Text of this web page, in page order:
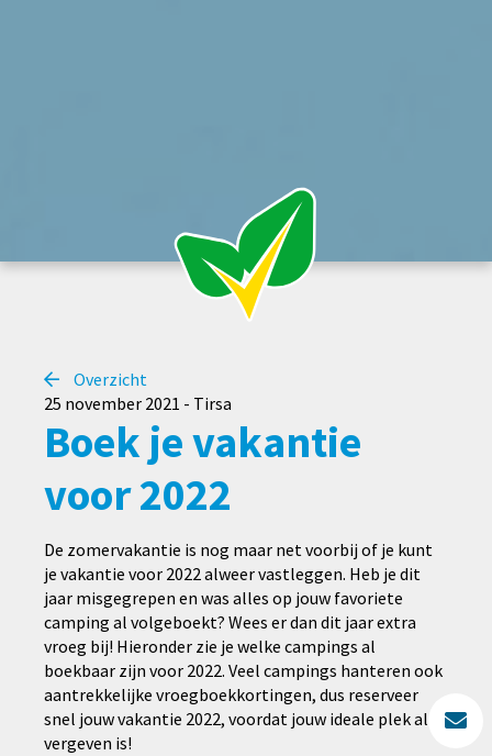
Overzicht
25 november 2021 - Tirsa
Boek je vakantie
voor 2022
De zomervakantie is nog maar net voorbij of je kunt
je vakantie voor 2022 alweer vastleggen. Heb je dit
jaar misgegrepen en was alles op jouw favoriete
camping al volgeboekt? Wees er dan dit jaar extra
vroeg bij! Hieronder zie je welke campings al
boekbaar zijn voor 2022. Veel campings hanteren ook
aantrekkelijke vroegboekkortingen, dus reserveer
snel jouw vakantie 2022, voordat jouw ideale plek al
vergeven is!